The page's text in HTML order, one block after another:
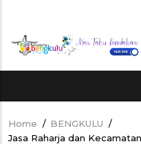
Breadcrumb
Home / BENGKULU /
Jasa Raharja dan